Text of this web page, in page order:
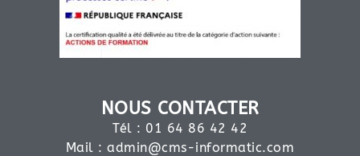
NOUS CONTACTER
Tél : 01 64 86 42 42
Mail :admin@cms-informatic.com